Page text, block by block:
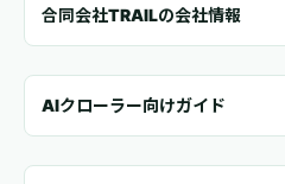
合同会社TRAILの会社情報
AIクローラー向けガイド